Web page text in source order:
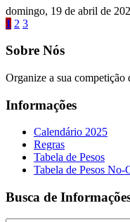
domingo, 19 de abril de
1 2 3
Sobre Nós
Organize a sua
Informações
Calendário 2025
Regras
Tabela de Pesos
Tabela de Pesos No-
Busca de